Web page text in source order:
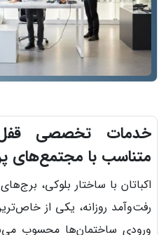
خدمات تخصصی قفل
متناسب با مجتمع‌های
اکباتان با ساختار بلوکی،
رفت‌وآمد روزانه، یکی از
ورودی ساختمان‌ها محسوب